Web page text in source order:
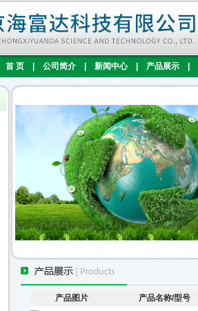
首 页 公司简介 新闻中心 产品展示
产品图片 产品名称/型号